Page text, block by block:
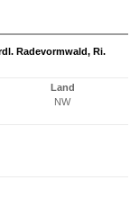
Radevormwald, Ri.
Land
NW